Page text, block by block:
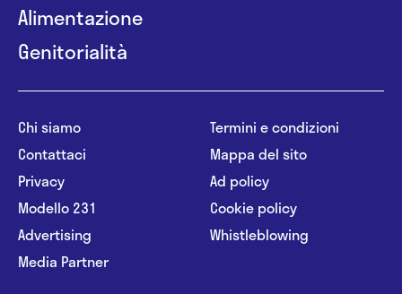
Alimentazione
Genitorialità
Chi siamo
Contattaci
Privacy
Modello 231
Advertising
Media Partner
Termini e condizioni
Mappa del sito
Ad policy
Cookie policy
Whistleblowing